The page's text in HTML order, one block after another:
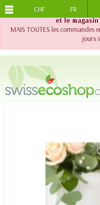
!! Important !! Jusqu'au
et le
MAIS TOUTES les commandes
jours
CHF FR